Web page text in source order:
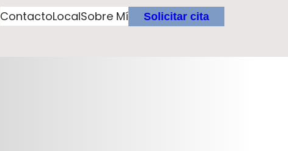
ContactoLocalSobre Mí Solicitar cita